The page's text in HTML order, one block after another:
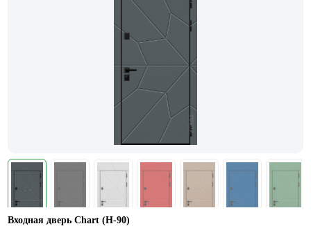
Входная дверь Chart (Н-90)